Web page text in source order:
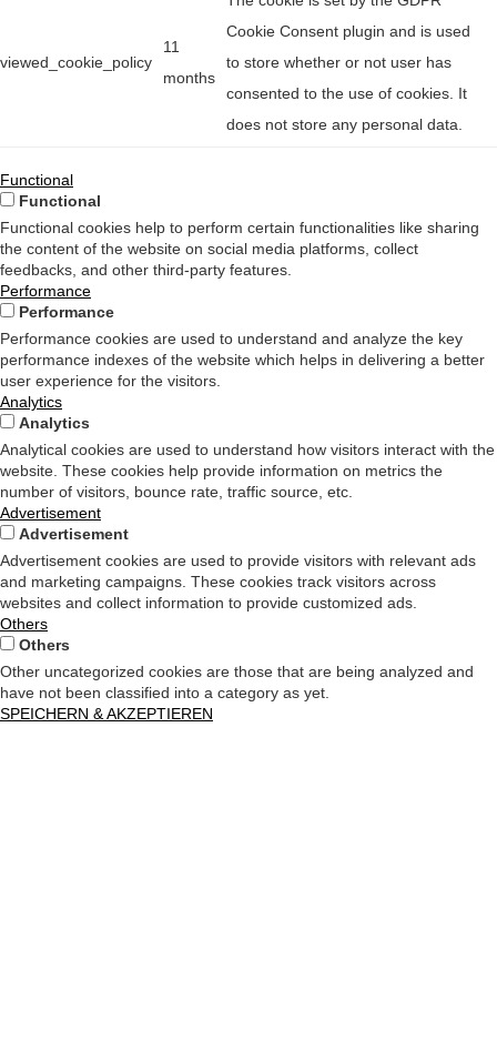
viewed_cookie_policy
11
months
Cookie Consent plugin and is used
to store whether or not user has
consented to the use of cookies. It
does not store any personal data.
Functional
Functional
Functional cookies help to perform certain functionalities like sharing
the content of the website on social media platforms, collect
feedbacks, and other third-party features.
Performance
Performance
Performance cookies are used to understand and analyze the key
performance indexes of the website which helps in delivering a better
user experience for the visitors.
Analytics
Analytics
Analytical cookies are used to understand how visitors interact with the
website. These cookies help provide information on metrics the
number of visitors, bounce rate, traffic source, etc.
Advertisement
Advertisement
Advertisement cookies are used to provide visitors with relevant ads
and marketing campaigns. These cookies track visitors across
websites and collect information to provide customized ads.
Others
Others
Other uncategorized cookies are those that are being analyzed and
have not been classified into a category as yet.
SPEICHERN & AKZEPTIEREN